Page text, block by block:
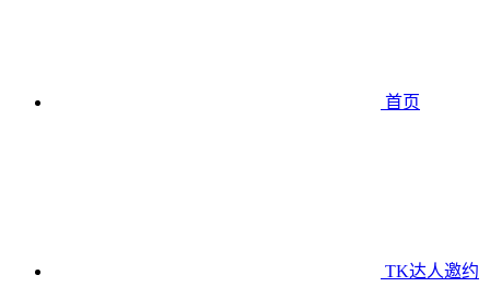
首页
TK达人邀约